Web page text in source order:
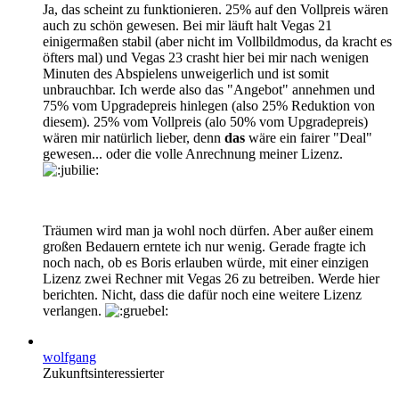
Ja, das scheint zu funktionieren. 25% auf den Vollpreis wären
auch zu schön gewesen. Bei mir läuft halt Vegas 21
einigermaßen stabil (aber nicht im Vollbildmodus, da kracht es
öfters mal) und Vegas 23 crasht hier bei mir nach wenigen
Minuten des Abspielens unweigerlich und ist somit
unbrauchbar. Ich werde also das "Angebot" annehmen und
75% vom Upgradepreis hinlegen (also 25% Reduktion von
diesem). 25% vom Vollpreis (alo 50% vom Upgradepreis)
wären mir natürlich lieber, denn das wäre ein fairer "Deal"
gewesen... oder die volle Anrechnung meiner Lizenz.
Träumen wird man ja wohl noch dürfen. Aber außer einem
großen Bedauern erntete ich nur wenig. Gerade fragte ich
noch nach, ob es Boris erlauben würde, mit einer einzigen
Lizenz zwei Rechner mit Vegas 26 zu betreiben. Werde hier
berichten. Nicht, dass die dafür noch eine weitere Lizenz
verlangen.
wolfgang
Zukunftsinteressierter